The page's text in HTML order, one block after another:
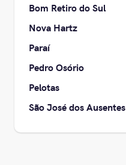
Bom Retiro do Sul
Nova Hartz
Paraí
Pedro Osório
Pelotas
São José dos Ausentes